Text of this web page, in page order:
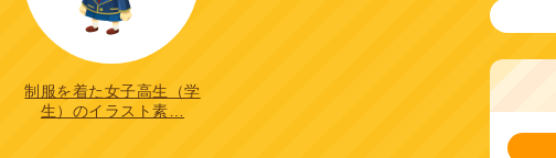
制服を着た女子高生（学
生）のイラスト素…